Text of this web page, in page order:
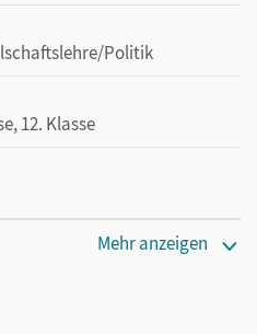
Politik
12. Klasse
Mehr anzeigen